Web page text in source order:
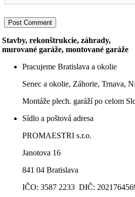
Stavby, rekonštrukcie, záhrady,
murované garáže, montované garáže
Pracujeme Bratislava a okolie
Senec a okolie, Záhorie, Trnava,
Montáže plech. garáží po celom
Sídlo a poštová adresa
PROMAESTRI s.r.o.
Janotova 16
841 04 Bratislava
IČO: 3587 2233 DIČ: